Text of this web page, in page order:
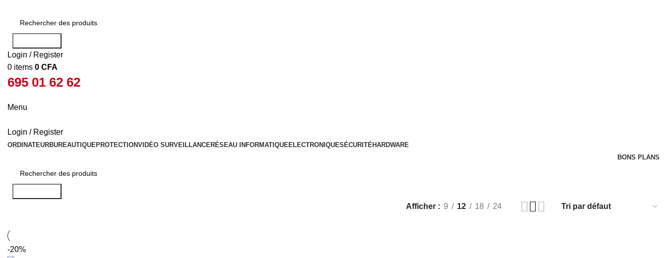
Login / Register
0 items 0 CFA
695 01 62 62
Menu
Login / Register
ORDINATEURBUREAUTIQUEPROTECTIONVIDÉO SURVEILLANCERÉSEAU INFORMATIQUEELECTRONIQUESÉCURITÉHARDWARE
BONS PLANS
Afficher
9 12 18 24
-20%